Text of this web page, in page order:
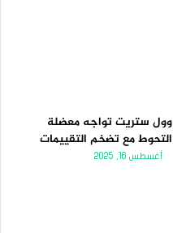
وول ستريت تواجه معضلة
التحوط مع تضخم التقييمات
أغسطس 16, 2025